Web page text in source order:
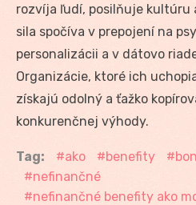
rozvíja ľudí, posilňuje kultúru
sila spočíva v prepojení na
personalizácii a v dátovo
Organizácie, ktoré ich
získajú odolný a ťažko
konkurenčnej výhody.
Tag: ako benefity
nefinančné
nefinančné benefity ako